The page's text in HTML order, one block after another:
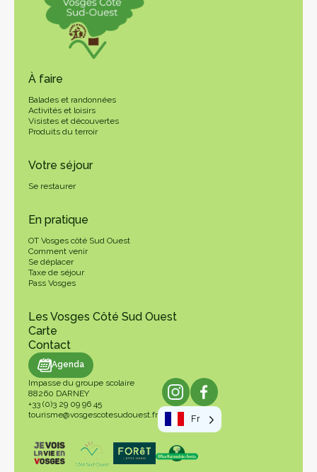
À faire
Balades et randonnées
Activités et loisirs
Visistes et découvertes
Produits du terroir
Votre séjour
Se restaurer
En pratique
OT Vosges côté Sud Ouest
Comment venir
Se déplacer
Taxe de séjour
Pass Vosges
Les Vosges Côté Sud Ouest
Carte
Contact
Agenda
Impasse du groupe scolaire
88260 DARNEY
+33 (0)3 29 09 96 45
tourisme@vosgescotesudouest.fr
Fr